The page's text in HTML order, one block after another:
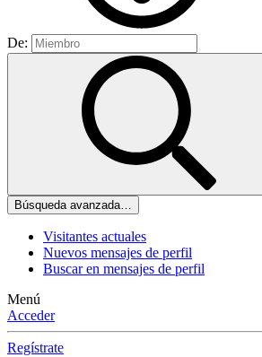
De:
Búsqueda avanzada…
Visitantes actuales
Nuevos mensajes de perfil
Buscar en mensajes de perfil
Menú
Acceder
Regístrate